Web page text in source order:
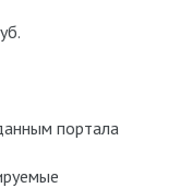
портала